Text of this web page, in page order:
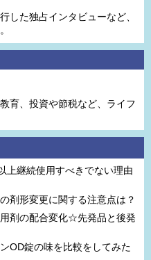
した独占インタビューなど、
育、投資や節税など、ライフ
上継続使用すべきでない理由
剤形変更に関する注意点は？
剤の配合変化☆先発品と後発
OD錠の味を比較をしてみた